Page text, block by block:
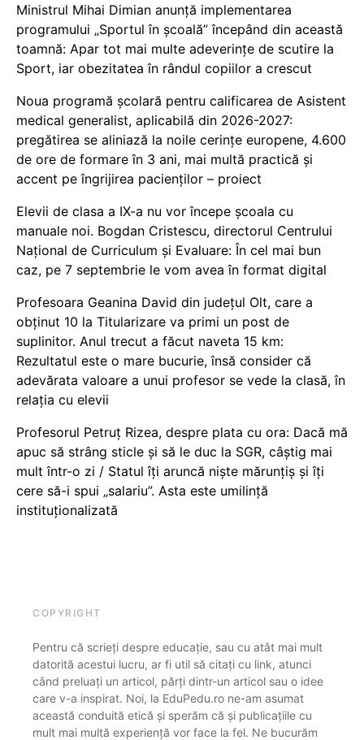
Ministrul Mihai Dimian anunță implementarea
programului „Sportul în școală” începând din această
toamnă: Apar tot mai multe adeverințe de scutire la
Sport, iar obezitatea în rândul copiilor a crescut
Noua programă școlară pentru calificarea de Asistent
medical generalist, aplicabilă din 2026-2027:
pregătirea se aliniază la noile cerințe europene, 4.600
de ore de formare în 3 ani, mai multă practică și
accent pe îngrijirea pacienților – proiect
Elevii de clasa a IX-a nu vor începe școala cu
manuale noi. Bogdan Cristescu, directorul Centrului
Național de Curriculum și Evaluare: În cel mai bun
caz, pe 7 septembrie le vom avea în format digital
Profesoara Geanina David din județul Olt, care a
obținut 10 la Titularizare va primi un post de
suplinitor. Anul trecut a făcut naveta 15 km:
Rezultatul este o mare bucurie, însă consider că
adevărata valoare a unui profesor se vede la clasă, în
relația cu elevii
Profesorul Petruț Rizea, despre plata cu ora: Dacă mă
apuc să strâng sticle și să le duc la SGR, câștig mai
mult într-o zi / Statul îți aruncă niște mărunțiș și îți
cere să-i spui „salariu”. Asta este umilință
instituționalizată
COPYRIGHT
Pentru că scrieți despre educație, sau cu atât mai mult
datorită acestui lucru, ar fi util să citați cu link, atunci
când preluați un articol, părți dintr-un articol sau o idee
care v-a inspirat. Noi, la EduPedu.ro ne-am asumat
această conduită etică și sperăm că și publicațiile cu
mult mai multă experiență vor face la fel. Ne bucurăm